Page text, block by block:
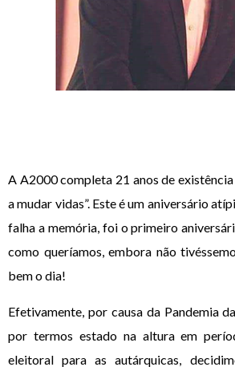
A A2000 completa 21 anos de
a mudar vidas”. Este é um aniversário
falha a memória, foi o primeiro
como queríamos, embora não
bem o dia!
Efetivamente, por causa da Pandemia
por termos estado na altura em
eleitoral para as autárquicas,